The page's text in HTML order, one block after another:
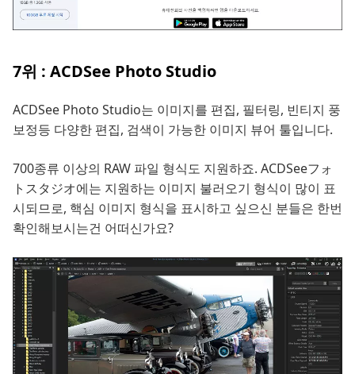
7위 : ACDSee Photo Studio
ACDSee Photo Studio는 이미지를 편집, 필터링, 빈티지 풍
보정등 다양한 편집, 검색이 가능한 이미지 뷰어 툴입니다.
700종류 이상의 RAW 파일 형식도 지원하죠. ACDSeeフォ
トスタジオ에는 지원하는 이미지 불러오기 형식이 많이 표
시되므로, 핵심 이미지 형식을 표시하고 싶으신 분들은 한번
확인해보시는건 어떠신가요?